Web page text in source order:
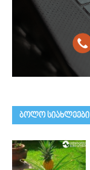
ᲑᲝᲚᲝ ᲡᲘᲐᲮᲚᲔᲔᲑᲘ